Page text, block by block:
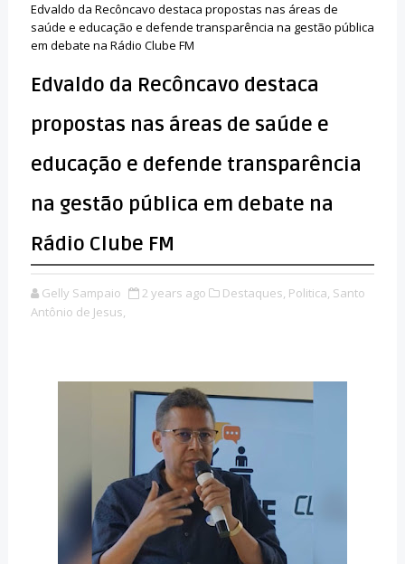
Edvaldo da Recôncavo destaca propostas nas áreas de
saúde e educação e defende transparência na gestão pública
em debate na Rádio Clube FM
Edvaldo da Recôncavo destaca
propostas nas áreas de saúde e
educação e defende transparência
na gestão pública em debate na
Rádio Clube FM
Gelly Sampaio 2 years ago Destaques, Politica, Santo
Antônio de Jesus,